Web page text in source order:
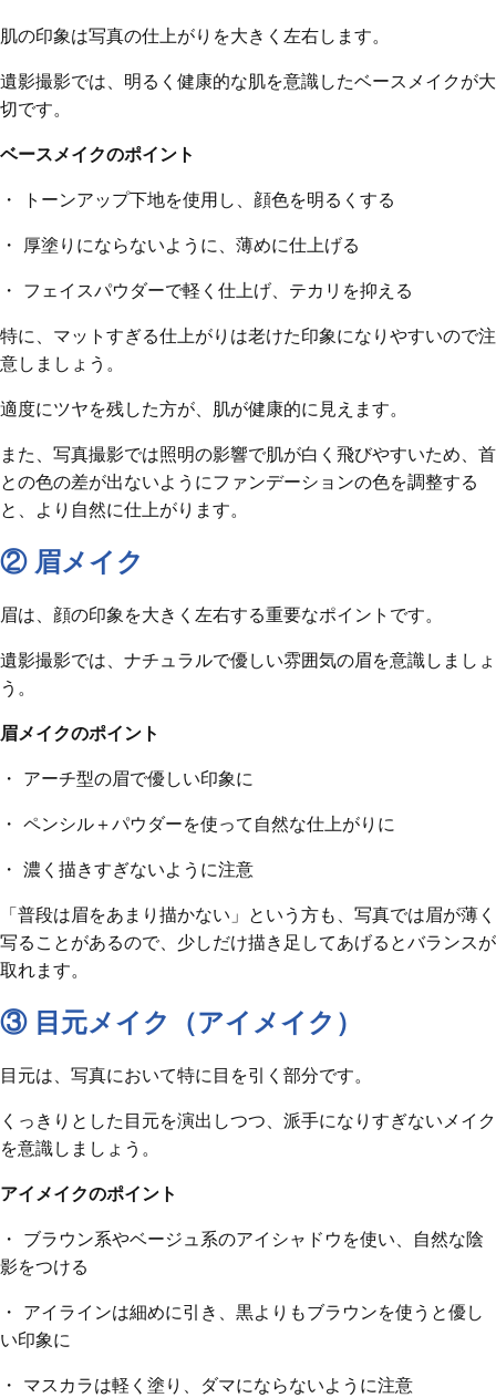
肌の印象は写真の仕上がりを大きく左右します。
遺影撮影では、明るく健康的な肌を意識したベースメイクが大
切です。
ベースメイクのポイント
・ トーンアップ下地を使用し、顔色を明るくする
・ 厚塗りにならないように、薄めに仕上げる
・ フェイスパウダーで軽く仕上げ、テカリを抑える
特に、マットすぎる仕上がりは老けた印象になりやすいので注
意しましょう。
適度にツヤを残した方が、肌が健康的に見えます。
また、写真撮影では照明の影響で肌が白く飛びやすいため、首
との色の差が出ないようにファンデーションの色を調整する
と、より自然に仕上がります。
② 眉メイク
眉は、顔の印象を大きく左右する重要なポイントです。
遺影撮影では、ナチュラルで優しい雰囲気の眉を意識しましょ
う。
眉メイクのポイント
・ アーチ型の眉で優しい印象に
・ ペンシル＋パウダーを使って自然な仕上がりに
・ 濃く描きすぎないように注意
「普段は眉をあまり描かない」という方も、写真では眉が薄く
写ることがあるので、少しだけ描き足してあげるとバランスが
取れます。
③ 目元メイク（アイメイク）
目元は、写真において特に目を引く部分です。
くっきりとした目元を演出しつつ、派手になりすぎないメイク
を意識しましょう。
アイメイクのポイント
・ ブラウン系やベージュ系のアイシャドウを使い、自然な陰
影をつける
・ アイラインは細めに引き、黒よりもブラウンを使うと優し
い印象に
・ マスカラは軽く塗り、ダマにならないように注意